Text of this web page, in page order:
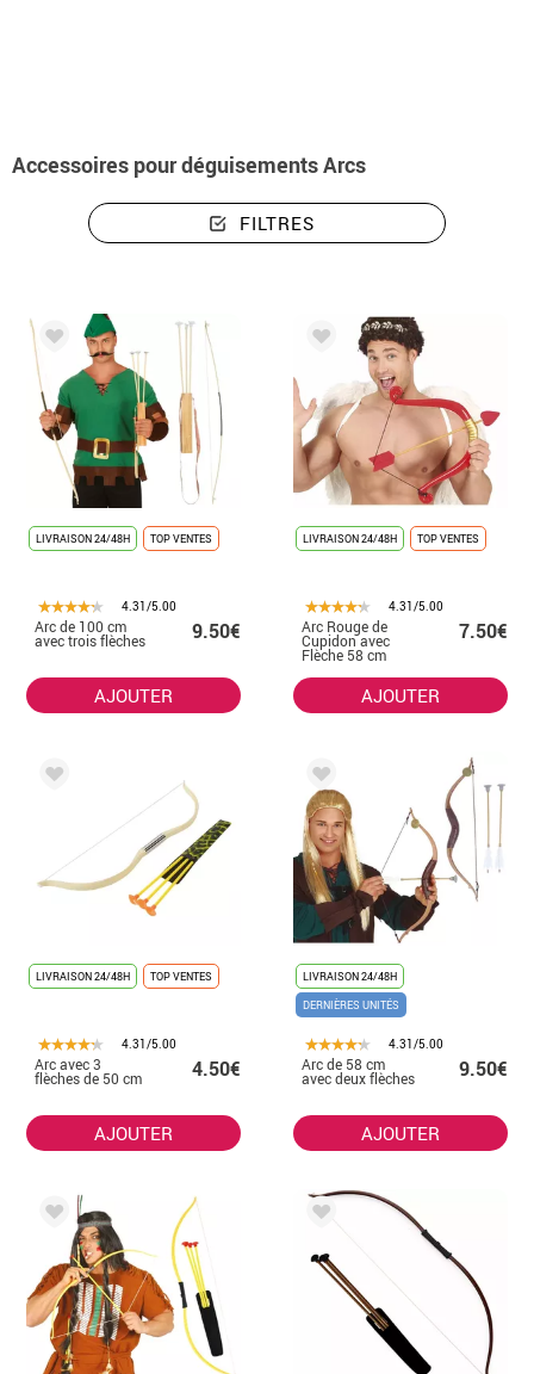
Accessoires pour déguisements Arcs
FILTRES
LIVRAISON 24/48H TOP VENTES
4.31/5.00
Arc de 100 cm
avec trois flèches 9.50€
AJOUTER
LIVRAISON 24/48H TOP VENTES
4.31/5.00
Arc Rouge de
Cupidon avec
Flèche 58 cm
7.50€
AJOUTER
LIVRAISON 24/48H TOP VENTES
4.31/5.00
Arc avec 3
flèches de 50 cm 4.50€
AJOUTER
LIVRAISON 24/48H
DERNIÈRES UNITÉS
4.31/5.00
Arc de 58 cm
avec deux flèches 9.50€
AJOUTER